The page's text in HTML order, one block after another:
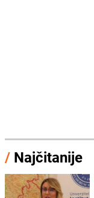
/ Najčitanije